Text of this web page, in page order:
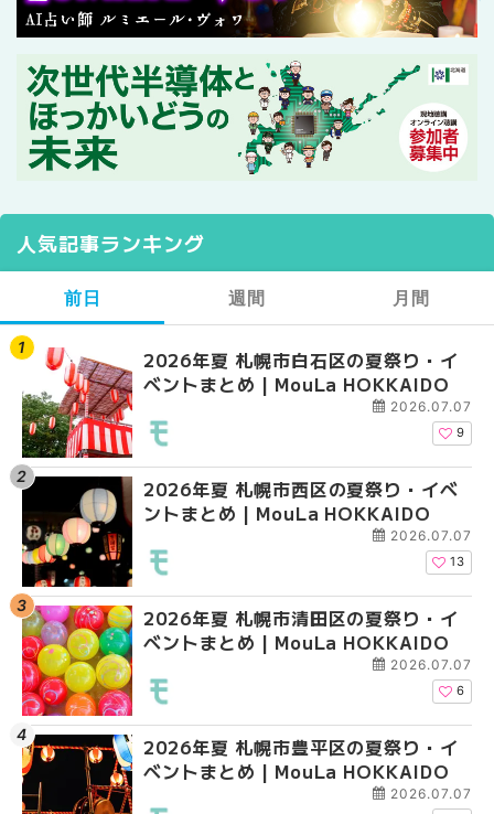
人気記事ランキング
前日
2026年夏 札幌市白石区の夏祭り・イ
ベントまとめ | MouLa HOKKAIDO
2026.07.07
9
2026年夏 札幌市西区の夏祭り・イベ
ントまとめ | MouLa HOKKAIDO
2026.07.07
13
2026年夏 札幌市清田区の夏祭り・イ
ベントまとめ | MouLa HOKKAIDO
2026.07.07
6
2026年夏 札幌市豊平区の夏祭り・イ
ベントまとめ | MouLa HOKKAIDO
2026.07.07
週間
2026年夏 札幌市西区
ントまとめ | MouLa
【2026年最新】札幌
ガーデン｜オープン日
大通公園から穴場テ
2026年夏 札幌市白石
ベントまとめ |
2026年夏 札幌市手稲
ベントまとめ |
月間
【2026年最新】札幌
ガーデン｜オープン日
大通公園から穴場テ
2026年夏 札幌市北区
ントまとめ | MouLa
2026年夏 札幌市白石
ベントまとめ |
2026年夏 札幌市西区
ントまとめ | MouLa